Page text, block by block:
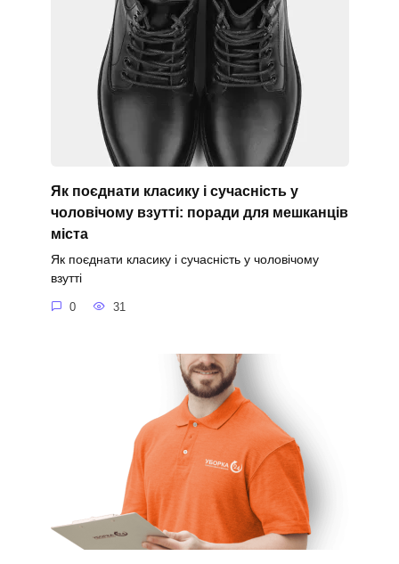
Як поєднати класику і сучасність у
чоловічому взутті: поради для мешканців
міста
Як поєднати класику і сучасність у чоловічому
взутті
0 31